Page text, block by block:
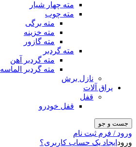
مته چهار شیار
مته چوب
مته برگی
مته خزینه
مته گازور
مته گردبر
مته گردبر آهن
مته گردبر الماسه
نازل برش
یراق آلات
قفل
قفل خودرو
جست و جو
ورود / فرم ثبت نام
ورود ایجاد یک حساب کاربری؟